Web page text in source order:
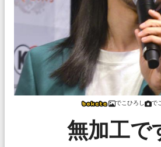
でこひろし で
無加工で